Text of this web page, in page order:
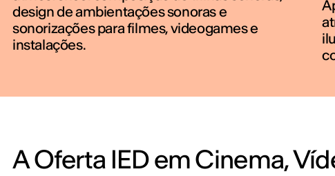
design de ambientações sonoras e
sonorizações para filmes, videogames e
instalações.
A Oferta IED em Cinema,